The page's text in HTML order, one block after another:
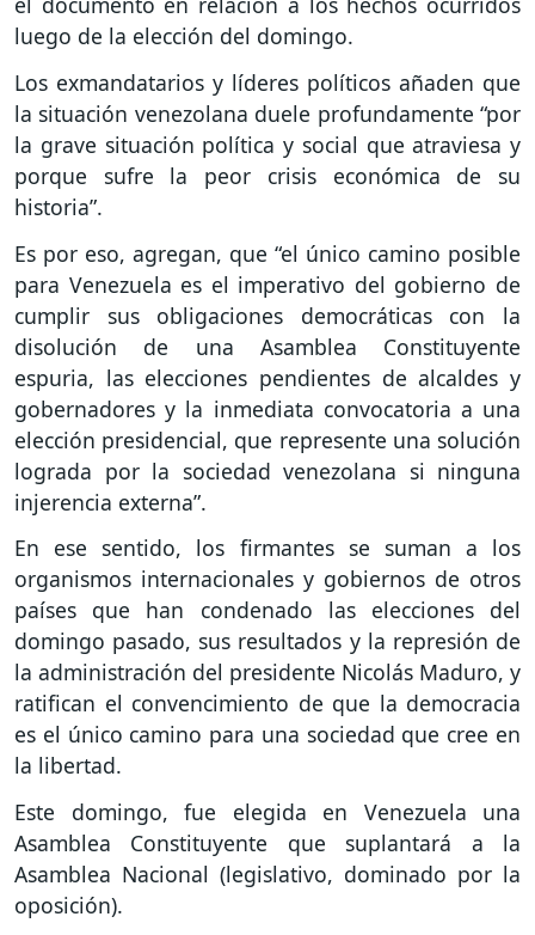
luego de la elección del domingo.
Los exmandatarios y líderes políticos añaden que
la situación venezolana duele profundamente “por
la grave situación política y social que atraviesa y
porque sufre la peor crisis económica de su
historia”.
Es por eso, agregan, que “el único camino posible
para Venezuela es el imperativo del gobierno de
cumplir sus obligaciones democráticas con la
disolución de una Asamblea Constituyente
espuria, las elecciones pendientes de alcaldes y
gobernadores y la inmediata convocatoria a una
elección presidencial, que represente una solución
lograda por la sociedad venezolana si ninguna
injerencia externa”.
En ese sentido, los firmantes se suman a los
organismos internacionales y gobiernos de otros
países que han condenado las elecciones del
domingo pasado, sus resultados y la represión de
la administración del presidente Nicolás Maduro, y
ratifican el convencimiento de que la democracia
es el único camino para una sociedad que cree en
la libertad.
Este domingo, fue elegida en Venezuela una
Asamblea Constituyente que suplantará a la
Asamblea Nacional (legislativo, dominado por la
oposición).